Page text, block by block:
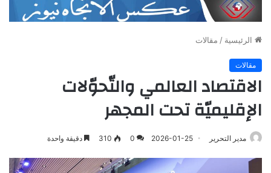
الرئيسية / مقالات
مقالات
الاقتصاد العالمي والتّحوّلات
الإقليميّة تحت المجهر
مدير التحرير 2026-01-25
0
310 دقيقة واحدة